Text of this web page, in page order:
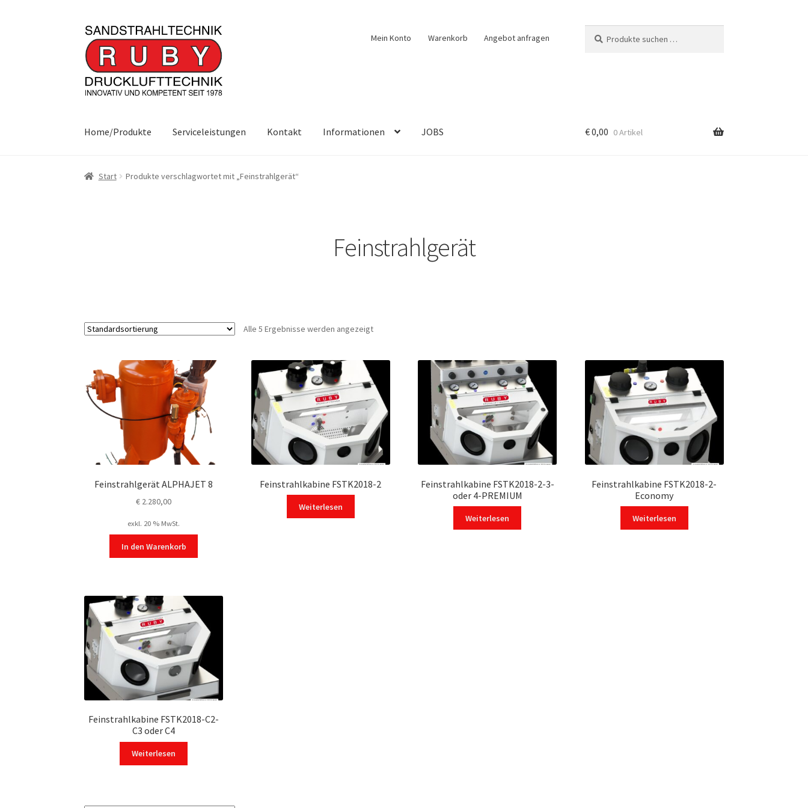
Zur
Navigation
springen
Zum
Inhalt
springen
Mein Konto Warenkorb Angebot anfragen
nach:
Home/Produkte Serviceleistungen Kontakt Informationen JOBS €0,00 0 Artikel
Start Produkte verschlagwortet mit „Feinstrahlgerät“
Feinstrahlgerät
Alle 5 Ergebnisse werden angezeigt
Feinstrahlgerät ALPHAJET 8
€ 2.280,00
exkl. 20 % MwSt.
In den Warenkorb
Feinstrahlkabine FSTK2018-2
Weiterlesen
Feinstrahlkabine FSTK2018-2-3-
oder 4-PREMIUM
Weiterlesen
Feinstrahlkabine FSTK2018-2-
Economy
Weiterlesen
Feinstrahlkabine FSTK2018-C2-
C3 oder C4
Weiterlesen